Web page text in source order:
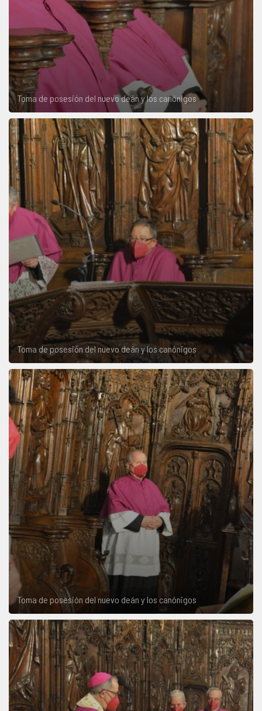
Toma de posesión del nuevo deán y los canónigos
Toma de posesión del nuevo deán y los canónigos
Toma de posesión del nuevo deán y los canónigos